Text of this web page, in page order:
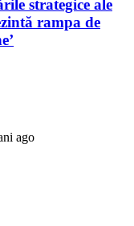
strategice ale
rampa de
ago